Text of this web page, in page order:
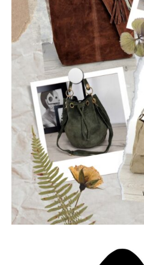
ρωγμές της
ανάμεσα στο εναλλακτικό ροκ,
ωμή ενέργεια της σκηνής, οι
μουσική που μιλά για την
και την ανάγκη για αλήθεια.
Μέλη του συγκροτήματος:
Φωνή & Κιθάρα, Σαράντης
Θωμάς – Μπάσο, Μηλιώνης